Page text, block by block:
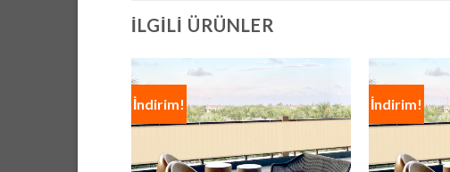
İLGILI ÜRÜNLER
İndirim! İndirim!